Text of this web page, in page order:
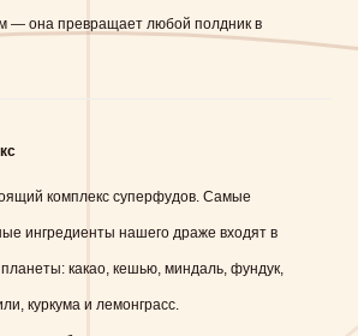
— она превращает любой полдник в
комплекс суперфудов. Самые
ингредиенты нашего драже входят в
какао, кешью, миндаль, фундук,
куркума и лемонграсс.